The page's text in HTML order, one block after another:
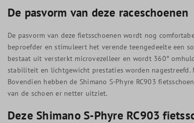
De pasvorm van deze raceschoenen
De pasvorm van deze fietsschoenen wordt nog
beproefder en stimuleert het verende teengedeelte een
bestaat uit versterkt microvezelleer en wordt 360°
stabiliteit en lichtgewicht prestaties worden
Bovendien hebben de Shimano S-Phyre RC903
van de schoen er netter uitziet.
Deze Shimano S-Phyre RC903